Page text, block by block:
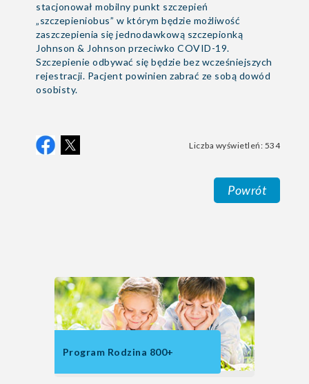
stacjonował mobilny punkt szczepień
„szczepieniobus” w którym będzie możliwość
zaszczepienia się jednodawkową szczepionką
Johnson & Johnson przeciwko COVID-19.
Szczepienie odbywać się będzie bez wcześniejszych
rejestracji. Pacjent powinien zabrać ze sobą dowód
osobisty.
Liczba wyświetleń: 534
Powrót
Program Rodzina 800+